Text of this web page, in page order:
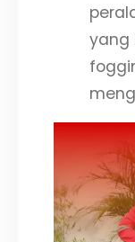
yang